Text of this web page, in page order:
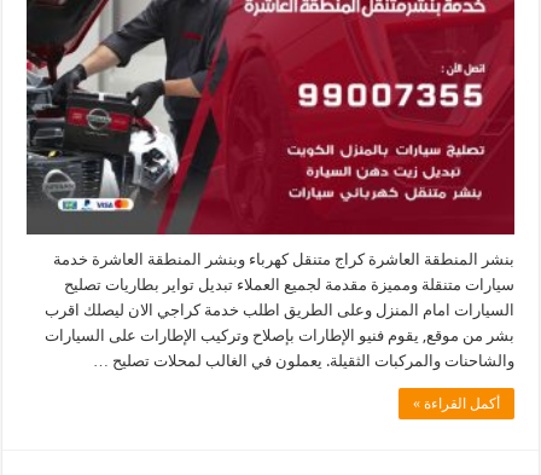
بنشر المنطقة العاشرة كراج متنقل كهرباء وبنشر المنطقة العاشرة خدمة
سيارات متنقلة ومميزة مقدمة لجميع العملاء تبديل تواير بطاريات تصليح
السيارات امام المنزل وعلى الطريق اطلب خدمة كراجي الان ليصلك اقرب
بشر من موقع, يقوم فنيو الإطارات بإصلاح وتركيب الإطارات على السيارات
والشاحنات والمركبات الثقيلة. يعملون في الغالب لمحلات تصليح …
أكمل القراءة »